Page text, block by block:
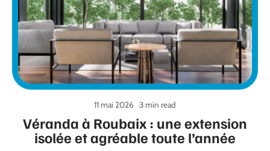
Véranda à Roubaix : une extension
isolée et agréable toute l’année
11 mai 2026 3 min read